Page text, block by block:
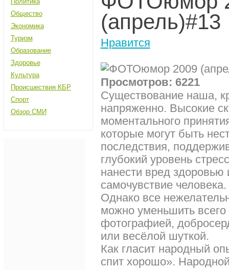
Общество
Экономика
Туризм
Образование
Здоровье
Культура
Происшествия КБР
Спорт
Обзор СМИ
(апрель)#13
Нравится
Просмотров: 6221
Существование наша,
напряженно. Высокие
моментального
которые могут быть
последствия,
глубокий уровень
нанести вред здоровью
самочувствие человека.
Однако все
можно уменьшить
фотографией,
или весёлой шуткой.
Как гласит народный
спит хорошо».